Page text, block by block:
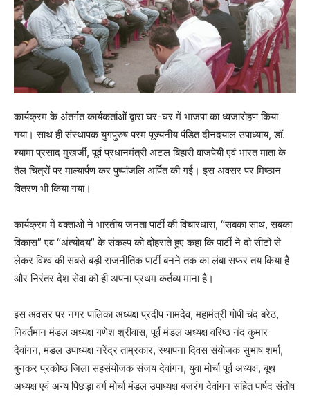
कार्यक्रम के अंतर्गत कार्यकर्ताओं द्वारा घर-घर में भाजपा का ध्वजारोहण किया
गया। साथ ही संस्थापक युगपुरुष परम पूज्यनीय पंडित दीनदयाल उपाध्याय, डॉ.
श्यामा प्रसाद मुखर्जी, पूर्व प्रधानमंत्री अटल बिहारी वाजपेयी एवं भारत माता के
तैल चित्रों पर माल्यार्पण कर पुष्पांजलि अर्पित की गई। इस अवसर पर मिष्ठान
वितरण भी किया गया।
कार्यक्रम में वक्ताओं ने भारतीय जनता पार्टी की विचारधारा, “सबका साथ, सबका
विकास” एवं “अंत्योदय” के संकल्प को दोहराते हुए कहा कि पार्टी ने दो सीटों से
लेकर विश्व की सबसे बड़ी राजनीतिक पार्टी बनने तक का लंबा सफर तय किया है
और निरंतर देश सेवा को ही अपना प्रथम कर्तव्य माना है।
इस अवसर पर नगर पालिका अध्यक्ष प्रदीप नामदेव, महामंत्री गोपी चंद बरेठ,
निवर्तमान मंडल अध्यक्ष गणेश श्रीवास, पूर्व मंडल अध्यक्ष वरिष्ठ नंद कुमार
देवांगन, मंडल उपाध्यक्ष नरेंद्र ताम्रकार, स्थापना दिवस संयोजक सुभाष शर्मा,
बुनकर प्रकोष्ठ जिला सहसंयोजक संजय देवांगन, युवा मोर्चा पूर्व अध्यक्ष, बूथ
अध्यक्ष एवं अन्य पिछड़ा वर्ग मोर्चा मंडल उपाध्यक्ष बजरंग देवांगन सहित पार्षद संतोष